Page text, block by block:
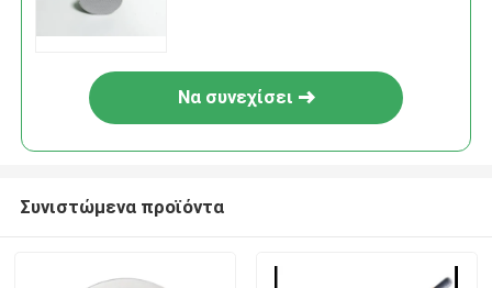
Να συνεχίσει
Συνιστώμενα προϊόντα